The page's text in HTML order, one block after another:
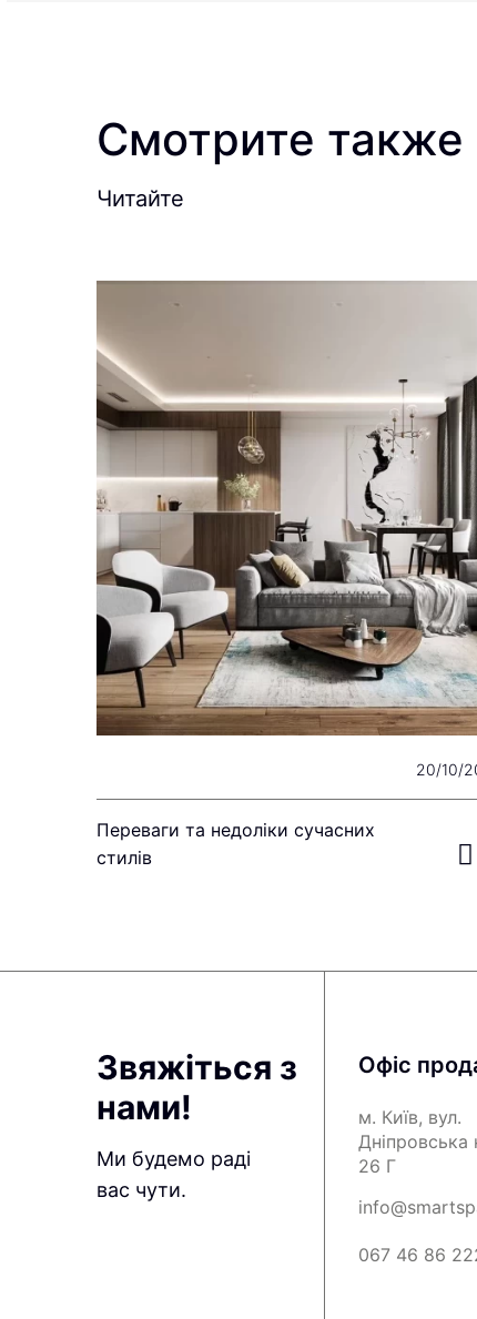
Смотрите также
Читайте
20/10/
Переваги та недоліки сучасних
стилів
Звяжіться з
нами!
Ми будемо раді
вас чути.
Офіс
м. Київ, вул.
Дніпровська
26 Г
067 46 86